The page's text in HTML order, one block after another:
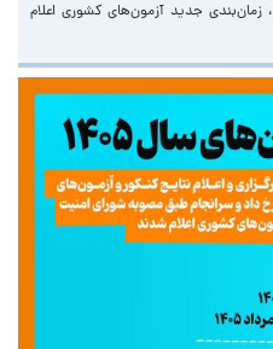
جدید آزمون‌های کشوری اعلام